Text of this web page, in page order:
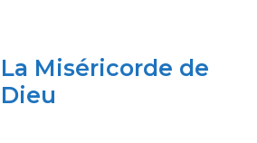
La Miséricorde de
Dieu